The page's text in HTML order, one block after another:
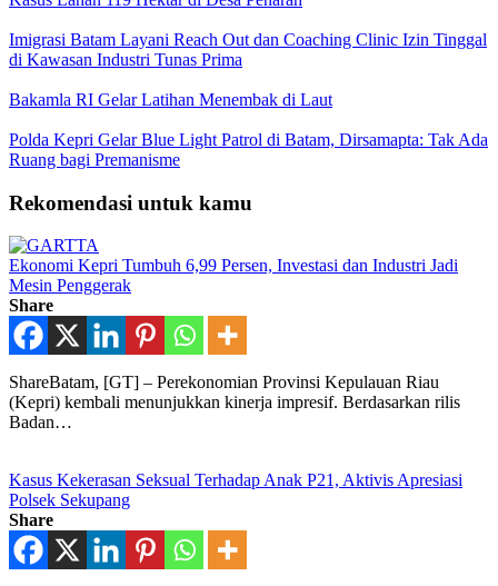
Imigrasi Batam Layani Reach Out dan Coaching Clinic Izin Tinggal
di Kawasan Industri Tunas Prima
Bakamla RI Gelar Latihan Menembak di Laut
Polda Kepri Gelar Blue Light Patrol di Batam, Dirsamapta: Tak Ada
Ruang bagi Premanisme
Rekomendasi untuk kamu
Ekonomi Kepri Tumbuh 6,99 Persen, Investasi dan Industri Jadi
Mesin Penggerak
Share
ShareBatam, [GT] – Perekonomian Provinsi Kepulauan Riau
(Kepri) kembali menunjukkan kinerja impresif. Berdasarkan rilis
Badan…
Kasus Kekerasan Seksual Terhadap Anak P21, Aktivis Apresiasi
Polsek Sekupang
Share